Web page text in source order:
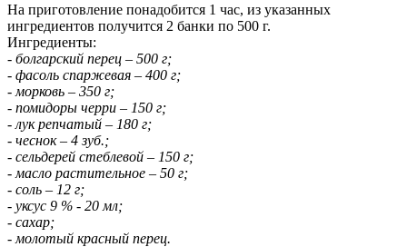
На приготовление понадобится 1 час, из указанных
ингредиентов получится 2 банки по 500 г.
Ингредиенты:
- болгарский перец – 500 г;
- фасоль спаржевая – 400 г;
- морковь – 350 г;
- помидоры черри – 150 г;
- лук репчатый – 180 г;
- чеснок – 4 зуб.;
- сельдерей стеблевой – 150 г;
- масло растительное – 50 г;
- соль – 12 г;
- уксус 9 % - 20 мл;
- сахар;
- молотый красный перец.